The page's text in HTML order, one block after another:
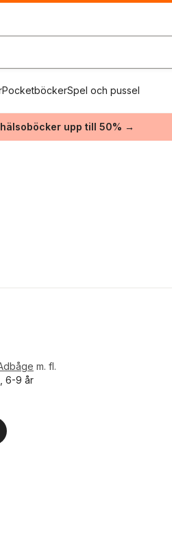
PocketböckerSpel och pussel
upp till 50% →
m. fl.
6-9 år
röster: